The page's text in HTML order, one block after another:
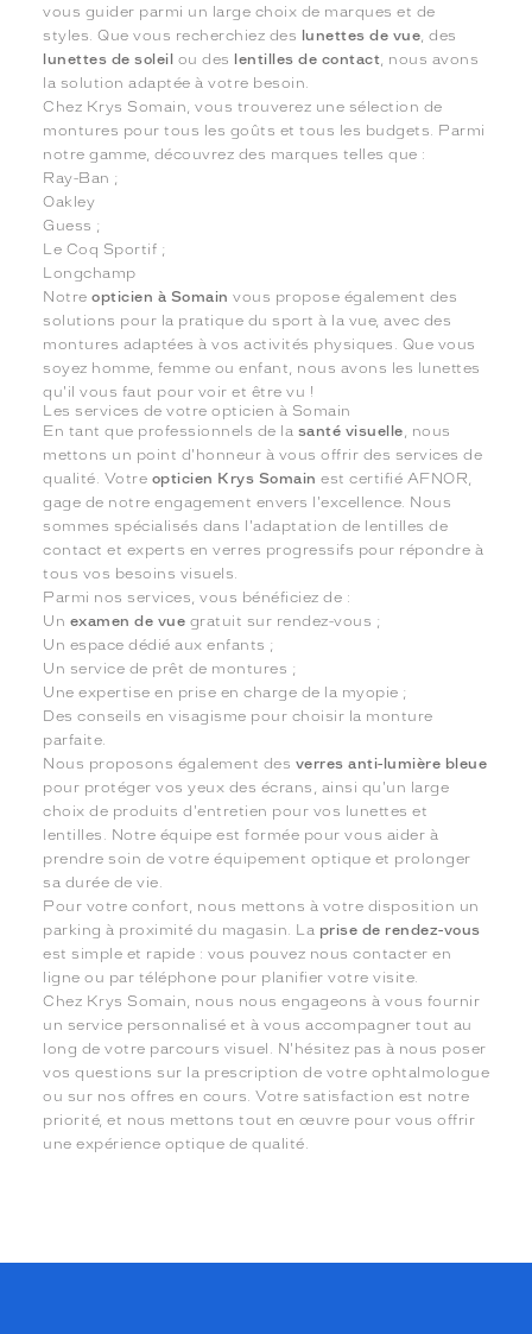
vous guider parmi un large choix de marques et de
styles. Que vous recherchiez des lunettes de vue, des
lunettes de soleil ou des lentilles de contact, nous avons
la solution adaptée à votre besoin.
Chez Krys Somain, vous trouverez une sélection de
montures pour tous les goûts et tous les budgets. Parmi
notre gamme, découvrez des marques telles que :
Ray-Ban ;
Oakley
Guess ;
Le Coq Sportif ;
Longchamp
Notreopticien à Somain vous propose également des
solutions pour la pratique du sport à la vue, avec des
montures adaptées à vos activités physiques. Que vous
soyez homme, femme ou enfant, nous avons les lunettes
qu'il vous faut pour voir et être vu !
Les services de votre opticien à Somain
En tant que professionnels de la santé visuelle, nous
mettons un point d'honneur à vous offrir des services de
qualité. Votre opticien Krys Somain est certifié AFNOR,
gage de notre engagement envers l'excellence. Nous
sommes spécialisés dans l'adaptation de lentilles de
contact et experts en verres progressifs pour répondre à
tous vos besoins visuels.
Parmi nos services, vous bénéficiez de :
Un examen de vue gratuit sur rendez-vous ;
Un espace dédié aux enfants ;
Un service de prêt de montures ;
Une expertise en prise en charge de la myopie ;
Des conseils en visagisme pour choisir la monture
parfaite.
Nous proposons également des verres anti-lumière bleue
pour protéger vos yeux des écrans, ainsi qu'un large
choix de produits d'entretien pour vos lunettes et
lentilles. Notre équipe est formée pour vous aider à
prendre soin de votre équipement optique et prolonger
sa durée de vie.
Pour votre confort, nous mettons à votre disposition un
parking à proximité du magasin. La prise de rendez-vous
est simple et rapide : vous pouvez nous contacter en
ligne ou par téléphone pour planifier votre visite.
Chez Krys Somain, nous nous engageons à vous fournir
un service personnalisé et à vous accompagner tout au
long de votre parcours visuel. N'hésitez pas à nous poser
vos questions sur la prescription de votre ophtalmologue
ou sur nos offres en cours. Votre satisfaction est notre
priorité, et nous mettons tout en œuvre pour vous offrir
une expérience optique de qualité.